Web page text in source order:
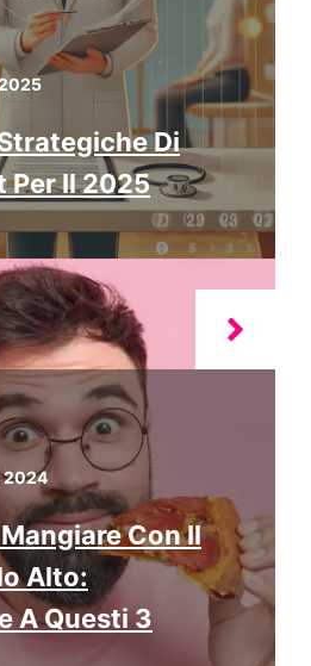
Di
Per Il 2025
2024
Con Il
Alto:
A Questi 3